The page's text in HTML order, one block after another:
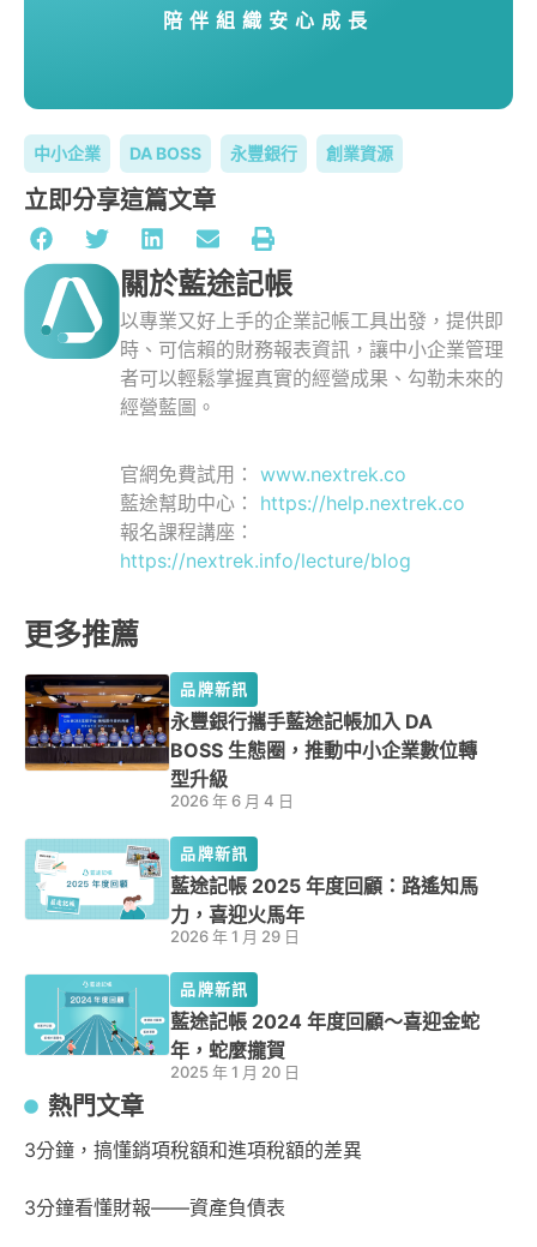
陪伴組織安心成長
中小企業 DA BOSS 永豐銀行 創業資源
立即分享這篇文章
關於藍途記帳
以專業又好上手的企業記帳工具出發，提供即
時、可信賴的財務報表資訊，讓中小企業管理
者可以輕鬆掌握真實的經營成果、勾勒未來的
經營藍圖。
官網免費試用： www.nextrek.co
藍途幫助中心： https://help.nextrek.co
報名課程講座：
https://nextrek.info/lecture/blog
更多推薦
品牌新訊
永豐銀行攜手藍途記帳加入 DA
BOSS 生態圈，推動中小企業數位轉
型升級
2026 年 6 月 4 日
品牌新訊
藍途記帳 2025 年度回顧：路遙知馬
力，喜迎火馬年
2026 年 1 月 29 日
品牌新訊
藍途記帳 2024 年度回顧～喜迎金蛇
年，蛇麼攏賀
2025 年 1 月 20 日
熱門文章
3分鐘，搞懂銷項稅額和進項稅額的差異
3分鐘看懂財報——資產負債表